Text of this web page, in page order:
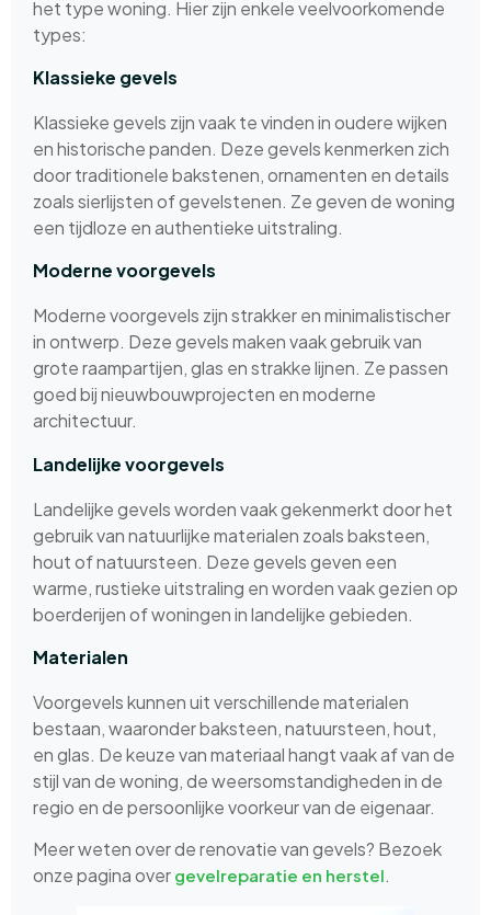
het type woning. Hier zijn enkele veelvoorkomende
types:
Klassieke gevels
Klassieke gevels zijn vaak te vinden in oudere wijken
en historische panden. Deze gevels kenmerken zich
door traditionele bakstenen, ornamenten en details
zoals sierlijsten of gevelstenen. Ze geven de woning
een tijdloze en authentieke uitstraling.
Moderne voorgevels
Moderne voorgevels zijn strakker en minimalistischer
in ontwerp. Deze gevels maken vaak gebruik van
grote raampartijen, glas en strakke lijnen. Ze passen
goed bij nieuwbouwprojecten en moderne
architectuur.
Landelijke voorgevels
Landelijke gevels worden vaak gekenmerkt door het
gebruik van natuurlijke materialen zoals baksteen,
hout of natuursteen. Deze gevels geven een
warme, rustieke uitstraling en worden vaak gezien op
boerderijen of woningen in landelijke gebieden.
Materialen
Voorgevels kunnen uit verschillende materialen
bestaan, waaronder baksteen, natuursteen, hout,
en glas. De keuze van materiaal hangt vaak af van de
stijl van de woning, de weersomstandigheden in de
regio en de persoonlijke voorkeur van de eigenaar.
Meer weten over de renovatie van gevels? Bezoek
onze pagina over gevelreparatie en herstel.